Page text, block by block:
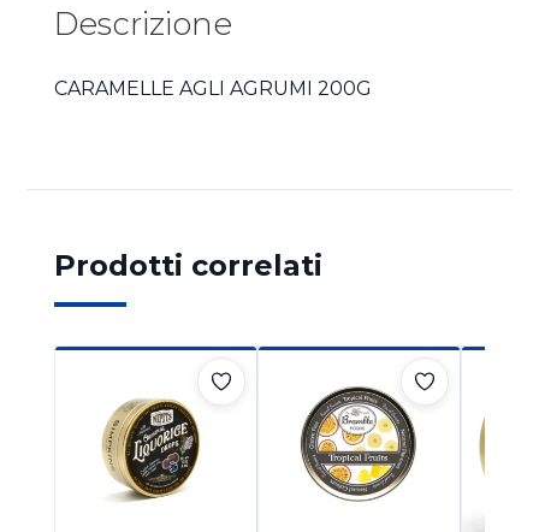
Descrizione
CARAMELLE AGLI AGRUMI 200G
Prodotti correlati